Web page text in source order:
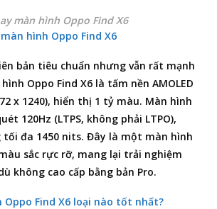
màn hình Oppo Find X6
hình Oppo Find X6
bản tiêu chuẩn nhưng vẫn rất mạnh
Oppo Find X6 là tấm nền AMOLED
x 1240), hiển thị 1 tỷ màu. Màn hình
120Hz (LTPS, không phải LTPO),
tối đa 1450 nits. Đây là một màn hình
sắc rực rỡ, mang lại trải nghiệm
không cao cấp bằng bản Pro.
Find X6 loại nào tốt nhất?